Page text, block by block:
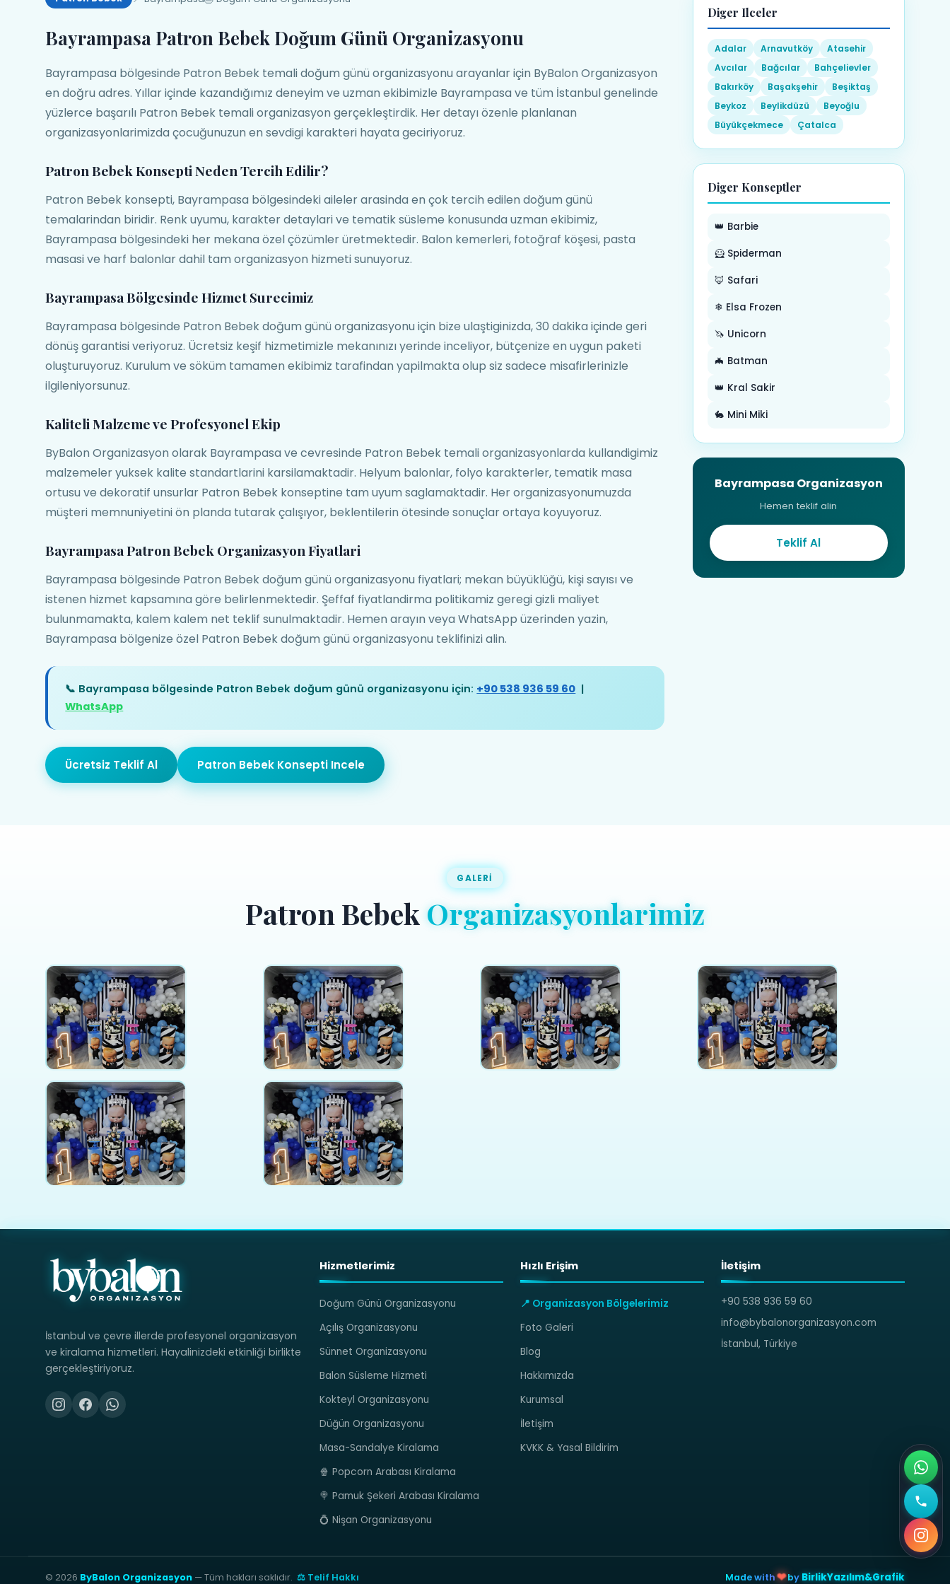
Bayrampasa Patron Bebek Doğum Günü Organizasyonu
Bayrampasa bölgesinde Patron Bebek temali doğum günü organizasyonu arayanlar için ByBalon Organizasyon
en doğru adres. Yıllar içinde kazandığımız deneyim ve uzman ekibimizle Bayrampasa ve tüm İstanbul genelinde
yüzlerce başarılı Patron Bebek temali organizasyon gerçekleştirdik. Her detayı özenle planlanan
organizasyonlarimizda çocuğunuzun en sevdigi karakteri hayata geciriyoruz.
Patron Bebek Konsepti Neden Tercih Edilir?
Patron Bebek konsepti, Bayrampasa bölgesindeki aileler arasinda en çok tercih edilen doğum günü
temalarindan biridir. Renk uyumu, karakter detaylari ve tematik süsleme konusunda uzman ekibimiz,
Bayrampasa bölgesindeki her mekana özel çözümler üretmektedir. Balon kemerleri, fotoğraf köşesi, pasta
masasi ve harf balonlar dahil tam organizasyon hizmeti sunuyoruz.
Bayrampasa Bölgesinde Hizmet Surecimiz
Bayrampasa bölgesinde Patron Bebek doğum günü organizasyonu için bize ulaştiginizda, 30 dakika içinde geri
dönüş garantisi veriyoruz. Ücretsiz keşif hizmetimizle mekanınızı yerinde inceliyor, bütçenize en uygun paketi
oluşturuyoruz. Kurulum ve söküm tamamen ekibimiz tarafindan yapilmakta olup siz sadece misafirlerinizle
ilgileniyorsunuz.
Kaliteli Malzeme ve Profesyonel Ekip
ByBalon Organizasyon olarak Bayrampasa ve cevresinde Patron Bebek temali organizasyonlarda kullandigimiz
malzemeler yuksek kalite standartlarini karsilamaktadir. Helyum balonlar, folyo karakterler, tematik masa
ortusu ve dekoratif unsurlar Patron Bebek konseptine tam uyum saglamaktadir. Her organizasyonumuzda
müşteri memnuniyetini ön planda tutarak çalışıyor, beklentilerin ötesinde sonuçlar ortaya koyuyoruz.
Bayrampasa Patron Bebek Organizasyon Fiyatlari
Bayrampasa bölgesinde Patron Bebek doğum günü organizasyonu fiyatlari; mekan büyüklüğü, kişi sayısı ve
istenen hizmet kapsamına göre belirlenmektedir. Şeffaf fiyatlandirma politikamiz geregi gizli maliyet
bulunmamakta, kalem kalem net teklif sunulmaktadir. Hemen arayın veya WhatsApp üzerinden yazin,
Bayrampasa bölgenize özel Patron Bebek doğum günü organizasyonu teklifinizi alin.
📞 Bayrampasa bölgesinde Patron Bebek doğum günü organizasyonu için: +90 538 936 59 60 |
WhatsApp
Ücretsiz Teklif Al Patron Bebek Konsepti Incele
Diger Ilceler
Adalar Arnavutköy
Atasehir
Avcılar
Bağcılar
Bahçelievler
Bakırköy
Başakşehir
Beşiktaş
Beykoz
Beylikdüzü
Beyoğlu
Büyükçekmece
Çatalca
Diger Konseptler
👑 Barbie
🦸 Spiderman
🦊 Safari
❄ Elsa Frozen
🦄 Unicorn
🦇 Batman
👑 Kral Sakir
🐇 Mini Miki
Bayrampasa Organizasyon
Hemen teklif alin
Teklif Al
GALERI
Patron BebekOrganizasyonlarimiz
İstanbul ve çevre illerde profesyonel organizasyon
ve kiralama hizmetleri. Hayalinizdeki etkinliği birlikte
gerçekleştiriyoruz.
Hizmetlerimiz
Doğum Günü Organizasyonu
Açılış Organizasyonu
Sünnet Organizasyonu
Balon Süsleme Hizmeti
Kokteyl Organizasyonu
Düğün Organizasyonu
Masa-Sandalye Kiralama
🍿 Popcorn Arabası Kiralama
🍭 Pamuk Şekeri Arabası Kiralama
💍 Nişan Organizasyonu
Hızlı Erişim
📍 Organizasyon Bölgelerimiz
Foto Galeri
Blog
Hakkımızda
Kurumsal
İletişim
KVKK & Yasal Bildirim
İletişim
+90 538 936 59 60
info@bybalonorganizasyon.com
İstanbul, Türkiye
© 2026 ByBalon Organizasyon — Tüm hakları saklıdır.⚖ Telif Hakkı Made with ❤ by BirlikYazılım&Grafik